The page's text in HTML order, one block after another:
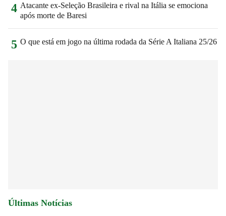
4 Atacante ex-Seleção Brasileira e rival na Itália se emociona
após morte de Baresi
5 O que está em jogo na última rodada da Série A Italiana 25/26
Últimas Notícias